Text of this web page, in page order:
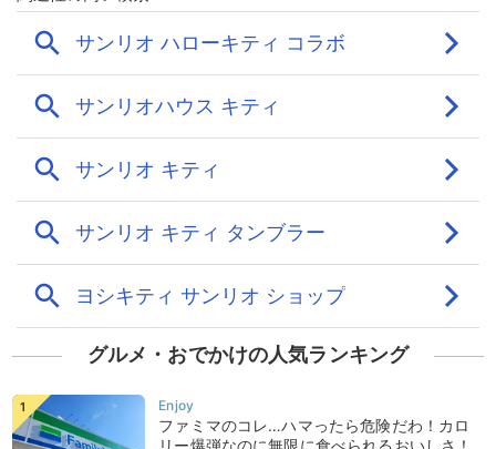
グルメ・おでかけの人気ランキング
ファミマのコレ…ハマったら危険だわ！カロ
リー爆弾なのに無限に食べられるおいしさ！